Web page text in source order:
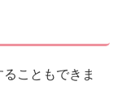
こともできま